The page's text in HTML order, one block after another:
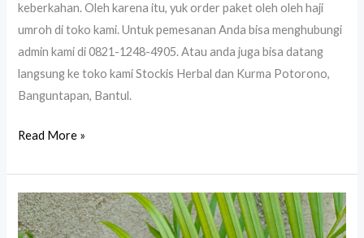
keberkahan. Oleh karena itu, yuk order paket oleh oleh haji
umroh di toko kami. Untuk pemesanan Anda bisa menghubungi
admin kami di 0821-1248-4905. Atau anda juga bisa datang
langsung ke toko kami Stockis Herbal dan Kurma Potorono,
Banguntapan, Bantul.
Read More »
Kurma
Ajwa